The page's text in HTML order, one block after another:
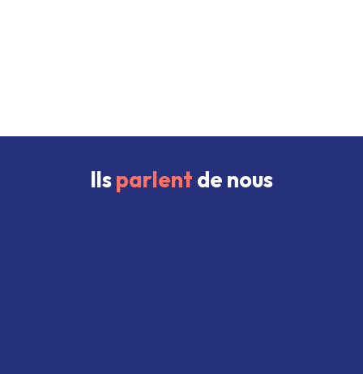
Ilsparlent de nous